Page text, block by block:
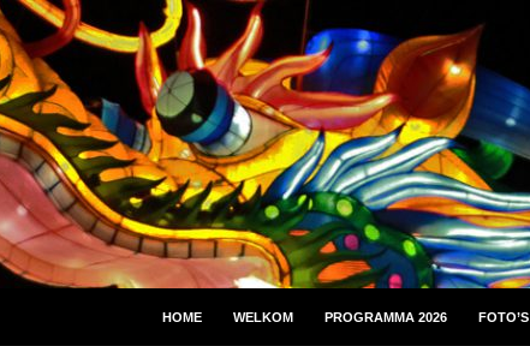
HOME WELKOM PROGRAMMA 2026 FOTO’S